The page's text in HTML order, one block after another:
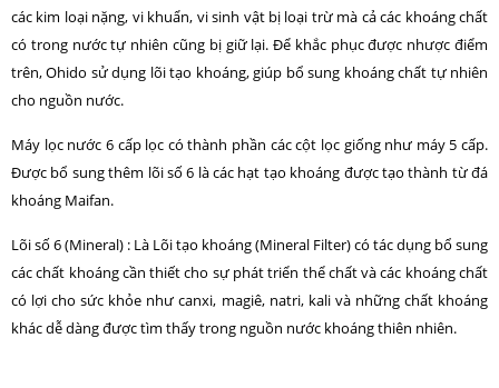
các kim loại nặng, vi khuẩn, vi sinh vật bị loại trừ mà cả các khoáng chất
có trong nước tự nhiên cũng bị giữ lại. Để khắc phục được nhược điểm
trên, Ohido sử dụng lõi tạo khoáng, giúp bổ sung khoáng chất tự nhiên
cho nguồn nước.
Máy lọc nước 6 cấp lọc có thành phần các cột lọc giống như máy 5 cấp.
Được bổ sung thêm lõi số 6 là các hạt tạo khoáng được tạo thành từ đá
khoáng Maifan.
Lõi số 6 (Mineral) : Là Lõi tạo khoáng (Mineral Filter) có tác dụng bổ sung
các chất khoáng cần thiết cho sự phát triển thể chất và các khoáng chất
có lợi cho sức khỏe như canxi, magiê, natri, kali và những chất khoáng
khác dễ dàng được tìm thấy trong nguồn nước khoáng thiên nhiên.